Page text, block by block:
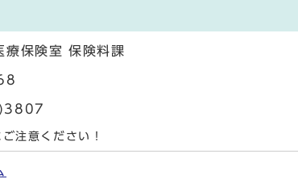
療保険室 保険料課
注意ください！